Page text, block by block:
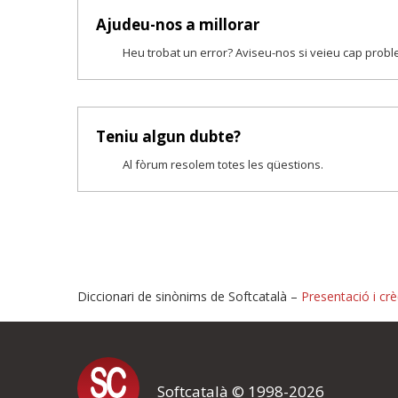
Ajudeu-nos a millorar
Heu trobat un error? Aviseu-nos si veieu cap
Teniu algun dubte?
Al fòrum resolem totes les qüestions.
Proposeu-nos millores
Diccionari de sinònims de Softcatalà – Presentació i
Softcatalà © 1998-2026